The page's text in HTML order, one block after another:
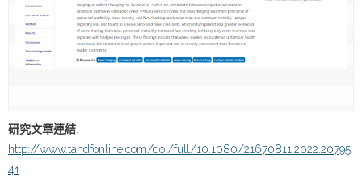
研究文章連結:
http://www.tandfonline.com/doi/full/10.1080/21670811.2022.20795
41